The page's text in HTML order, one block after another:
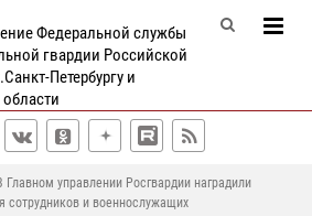
Федеральной службы
гвардии Российской
Петербургу и
Главном управлении Росгвардии наградили
сотрудников и военнослужащих